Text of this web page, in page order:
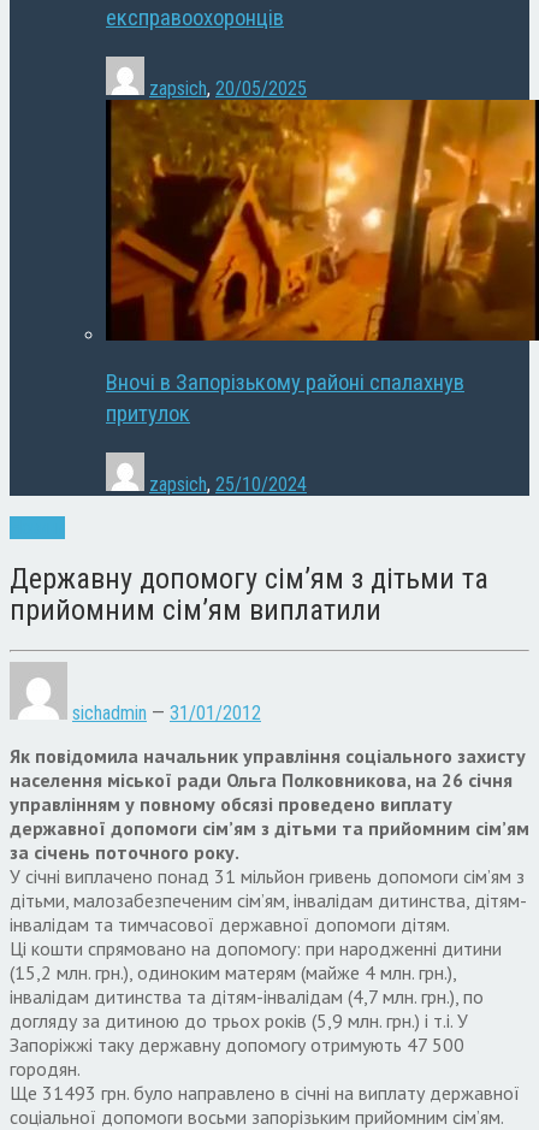
експравоохоронців
zapsich, 20/05/2025
Вночі в Запорізькому районі спалахнув
притулок
zapsich, 25/10/2024
Державну допомогу сім’ям з дітьми та
прийомним сім’ям виплатили
sichadmin — 31/01/2012
Як повідомила начальник управління соціального захисту
населення міської ради Ольга Полковникова, на 26 січня
управлінням у повному обсязі проведено виплату
державної допомоги сім’ям з дітьми та прийомним сім’ям
за січень поточного року.
У січні виплачено понад 31 мільйон гривень допомоги сім’ям з
дітьми, малозабезпеченим сім’ям, інвалідам дитинства, дітям-
інвалідам та тимчасової державної допомоги дітям.
Ці кошти спрямовано на допомогу: при народженні дитини
(15,2 млн. грн.), одиноким матерям (майже 4 млн. грн.),
інвалідам дитинства та дітям-інвалідам (4,7 млн. грн.), по
догляду за дитиною до трьох років (5,9 млн. грн.) і т.і. У
Запоріжжі таку державну допомогу отримують 47 500
городян.
Ще 31493 грн. було направлено в січні на виплату державної
соціальної допомоги восьми запорізьким прийомним сім’ям.